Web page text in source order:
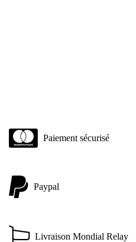
Paiement sécurisé
Paypal
Livraison Mondial Relay